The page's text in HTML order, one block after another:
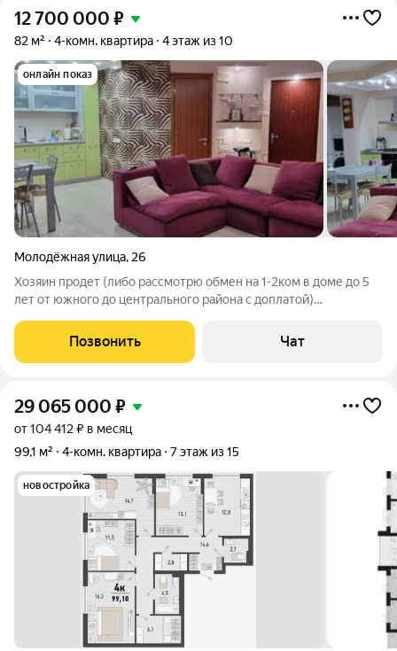
12 700 000 ₽
82 м² 4-комн. квартира 4 этаж из 10
онлайн показ
Молодёжная улица, 26
Хозяин продет (либо рассмотрю обмен на 1-2ком в доме до 5
лет от южного до центрального района с доплатой)
пешком) с 2 санузлами общей площадью 82,3 кв.м - по
документам без балконов, этаж 4 из
Позвонить Чат
29 065 000 ₽
от 104 412 ₽ в месяц
99,1 м²
4-комн. квартира 7 этаж из 15
новостройка